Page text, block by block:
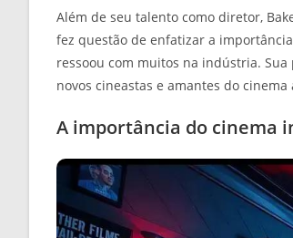
Além de seu talento como diretor,
fez questão de enfatizar a
ressoou com muitos na indústria.
novos cineastas e amantes do
A importância do cinema